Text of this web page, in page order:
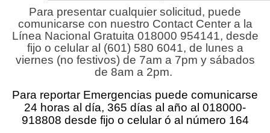
Para presentar cualquier solicitud, puede
comunicarse con nuestro Contact Center a la
Línea Nacional Gratuita 018000 954141, desde
fijo o celular al (601) 580 6041, de lunes a
viernes (no festivos) de 7am a 7pm y sábados
de 8am a 2pm.
Para reportar Emergencias puede comunicarse
24 horas al día, 365 días al año al 018000-
918808 desde fijo o celular ó al número 164